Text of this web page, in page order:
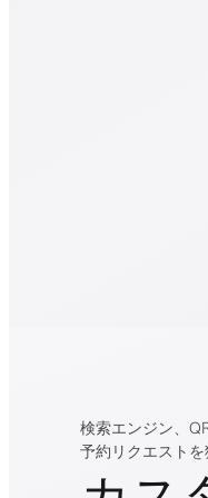
検索エンジン、
予約リクエスト